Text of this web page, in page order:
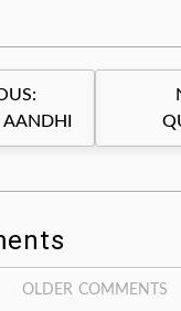
OLDER COMMENTS